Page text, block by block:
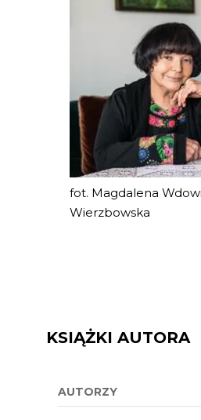
fot. Magdalena
Wierzbowska
KSIĄŻKI AUTORA
AUTORZY